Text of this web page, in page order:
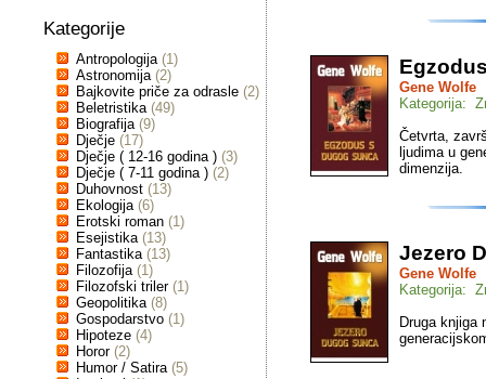
Kategorije
Antropologija (1)
Astronomija (2)
Bajkovite priče za odrasle (2)
Beletristika (49)
Biografija (9)
Dječje (17)
Dječje ( 12-16 godina ) (3)
Dječje ( 7-11 godina ) (2)
Duhovnost (13)
Ekologija (6)
Erotski roman (1)
Esejistika (13)
Fantastika (13)
Filozofija (1)
Filozofski triler (1)
Geopolitika (8)
Gospodarstvo (1)
Hipoteze (4)
Horor (2)
Humor / Satira (5)
Gene Wolfe
Kategorija:
Četvrta,
ljudima u
dimenzija.
Jezero
Gene Wolfe
Kategorija:
Druga knjiga